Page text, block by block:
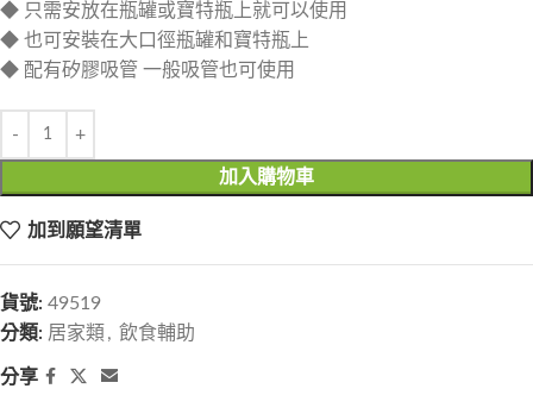
◆ 只需安放在瓶罐或寶特瓶上就可以使用
◆ 也可安裝在大口徑瓶罐和寶特瓶上
◆ 配有矽膠吸管 一般吸管也可使用
加入購物車
加到願望清單
貨號: 49519
分類: 居家類 , 飲食輔助
分享